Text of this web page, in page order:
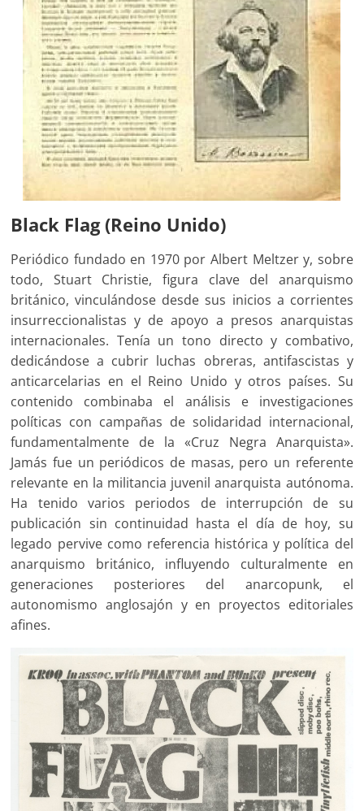
Black Flag (Reino Unido)
Periódico fundado en 1970 por Albert Meltzer y, sobre
todo, Stuart Christie, figura clave del anarquismo
británico, vinculándose desde sus inicios a corrientes
insurreccionalistas y de apoyo a presos anarquistas
internacionales. Tenía un tono directo y combativo,
dedicándose a cubrir luchas obreras, antifascistas y
anticarcelarias en el Reino Unido y otros países. Su
contenido combinaba el análisis e investigaciones
políticas con campañas de solidaridad internacional,
fundamentalmente de la «Cruz Negra Anarquista».
Jamás fue un periódicos de masas, pero un referente
relevante en la militancia juvenil anarquista autónoma.
Ha tenido varios periodos de interrupción de su
publicación sin continuidad hasta el día de hoy, su
legado pervive como referencia histórica y política del
anarquismo británico, influyendo culturalmente en
generaciones posteriores del anarcopunk, el
autonomismo anglosajón y en proyectos editoriales
afines.